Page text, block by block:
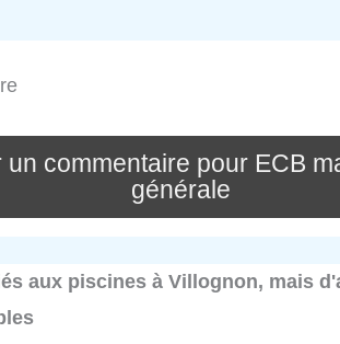
un commentaire pour ECB
générale
aux piscines à Villognon, mais